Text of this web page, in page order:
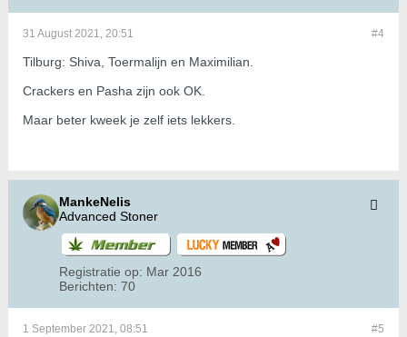
#4
31 August 2021, 20:51
Tilburg: Shiva, Toermalijn en Maximilian.
Crackers en Pasha zijn ook OK.
Maar beter kweek je zelf iets lekkers.
MankeNelis
Advanced Stoner
Registratie op: Mar 2016
Berichten: 70
#5
1 September 2021, 08:51